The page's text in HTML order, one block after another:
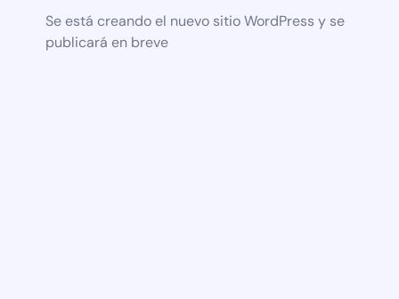
Se está creando el nuevo sitio WordPress y se
publicará en breve